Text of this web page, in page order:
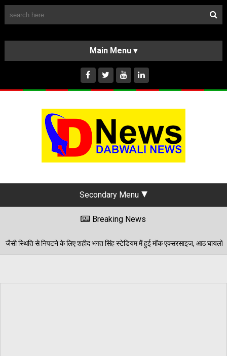
HOME
ABOUT US
INSTAGRAM
Secondary Menu
Breaking News
सिंह स्टेडियम में हुई मॉक एक्सरसाइज, आठ घायलों का किया गया रेस्क्यू